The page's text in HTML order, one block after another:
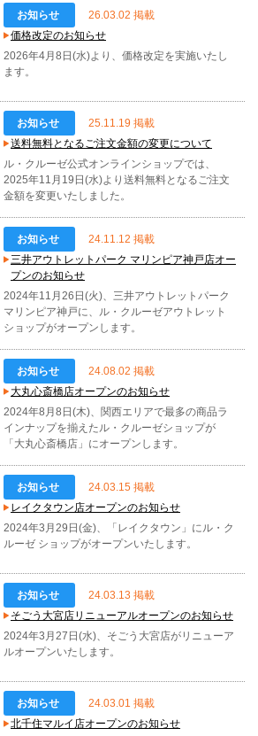
お知らせ
26.03.02 掲載
価格改定のお知らせ
2026年4月8日(水)より、価格改定を実施いたし
ます。
お知らせ
25.11.19 掲載
送料無料となるご注文金額の変更について
ル・クルーゼ公式オンラインショップでは、
2025年11月19日(水)より送料無料となるご注文
金額を変更いたしました。
お知らせ
24.11.12 掲載
三井アウトレットパーク マリンピア神戸店オー
プンのお知らせ
2024年11月26日(火)、三井アウトレットパーク
マリンピア神戸に、ル・クルーゼアウトレット
ショップがオープンします。
お知らせ
24.08.02 掲載
大丸心斎橋店オープンのお知らせ
2024年8月8日(木)、関西エリアで最多の商品ラ
インナップを揃えたル・クルーゼショップが
「大丸心斎橋店」にオープンします。
お知らせ
24.03.15 掲載
レイクタウン店オープンのお知らせ
2024年3月29日(金)、「レイクタウン」にル・ク
ルーゼ ショップがオープンいたします。
お知らせ
24.03.13 掲載
そごう大宮店リニューアルオープンのお知らせ
2024年3月27日(水)、そごう大宮店がリニューア
ルオープンいたします。
お知らせ
24.03.01 掲載
北千住マルイ店オープンのお知らせ